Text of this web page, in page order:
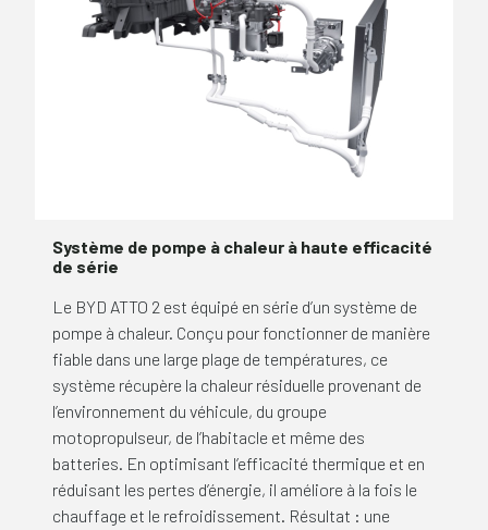
Système de pompe à chaleur à haute efficacité
de série
Le BYD ATTO 2 est équipé en série d’un système de
pompe à chaleur. Conçu pour fonctionner de manière
fiable dans une large plage de températures, ce
système récupère la chaleur résiduelle provenant de
l’environnement du véhicule, du groupe
motopropulseur, de l’habitacle et même des
batteries. En optimisant l’efficacité thermique et en
réduisant les pertes d’énergie, il améliore à la fois le
chauffage et le refroidissement. Résultat : une